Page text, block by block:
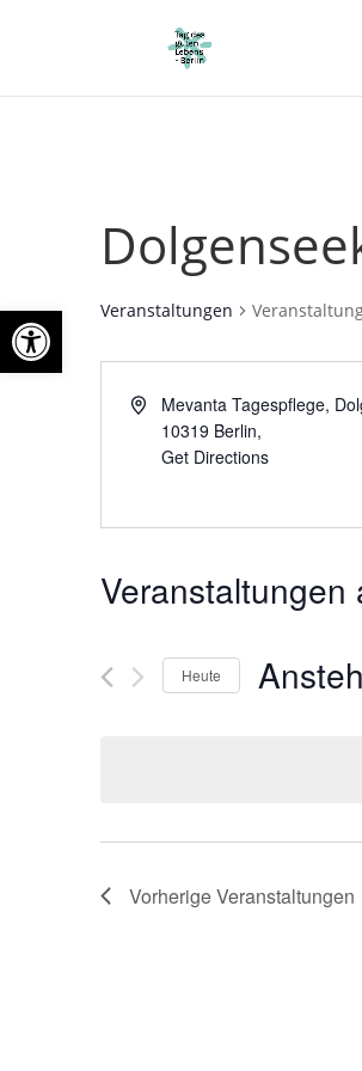
Veranstaltungen
Mevanta Tagespflege,
10319 Berlin,
Get Directions
Heute
VorherigeVeranstaltungen
Open toolbar